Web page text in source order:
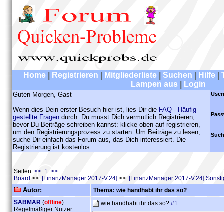
Home Registrieren Mitgliederliste Suchen Hilfe
Lampen aus
Login
Guten Morgen, Gast
Wenn dies Dein erster Besuch hier ist, lies Dir die FAQ - Häufig
gestellte Fragen durch. Du musst Dich vermutlich Registrieren,
bevor Du Beiträge schreiben kannst: klicke oben auf registrieren,
um den Registrierungsprozess zu starten. Um Beiträge zu lesen,
suche Dir einfach das Forum aus, das Dich interessiert. Die
Registrierung ist kostenlos.
Seiten: << 1 >>
Board >> [FinanzManager 2017-V.24] >> [FinanzManager 2017-V.24]
Autor:
Thema: wie handhabt ihr das so?
SABMAR (offline)
Regelmäßiger Nutzer
wie handhabt ihr das so? #1